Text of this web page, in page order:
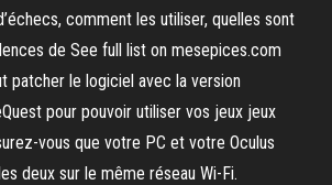
comment les utiliser, quelles sont
de See full list on mesepices.com
patcher le logiciel avec la version
pour pouvoir utiliser vos jeux jeux
vous que votre PC et votre Oculus
deux sur le même réseau Wi-Fi.